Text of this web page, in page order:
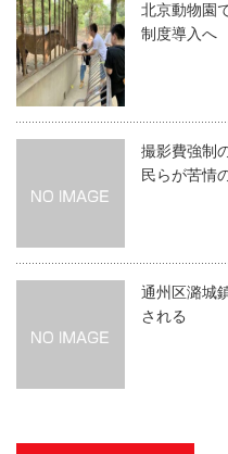
北京動物園
制度導入へ
撮影費強制
民らが苦情
通州区潞城
される